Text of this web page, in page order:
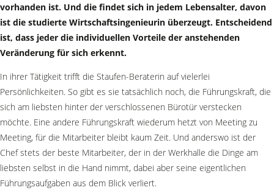
vorhanden ist. Und die findet sich in jedem Lebensalter, davon
ist die studierte Wirtschaftsingenieurin überzeugt. Entscheidend
ist, dass jeder die individuellen Vorteile der anstehenden
Veränderung für sich erkennt.
In ihrer Tätigkeit trifft die Staufen-Beraterin auf vielerlei
Persönlichkeiten. So gibt es sie tatsächlich noch, die Führungskraft, die
sich am liebsten hinter der verschlossenen Bürotür verstecken
möchte. Eine andere Führungskraft wiederum hetzt von Meeting zu
Meeting, für die Mitarbeiter bleibt kaum Zeit. Und anderswo ist der
Chef stets der beste Mitarbeiter, der in der Werkhalle die Dinge am
liebsten selbst in die Hand nimmt, dabei aber seine eigentlichen
Führungsaufgaben aus dem Blick verliert.